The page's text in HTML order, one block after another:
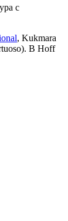
с
, Kukmara
В Hoff